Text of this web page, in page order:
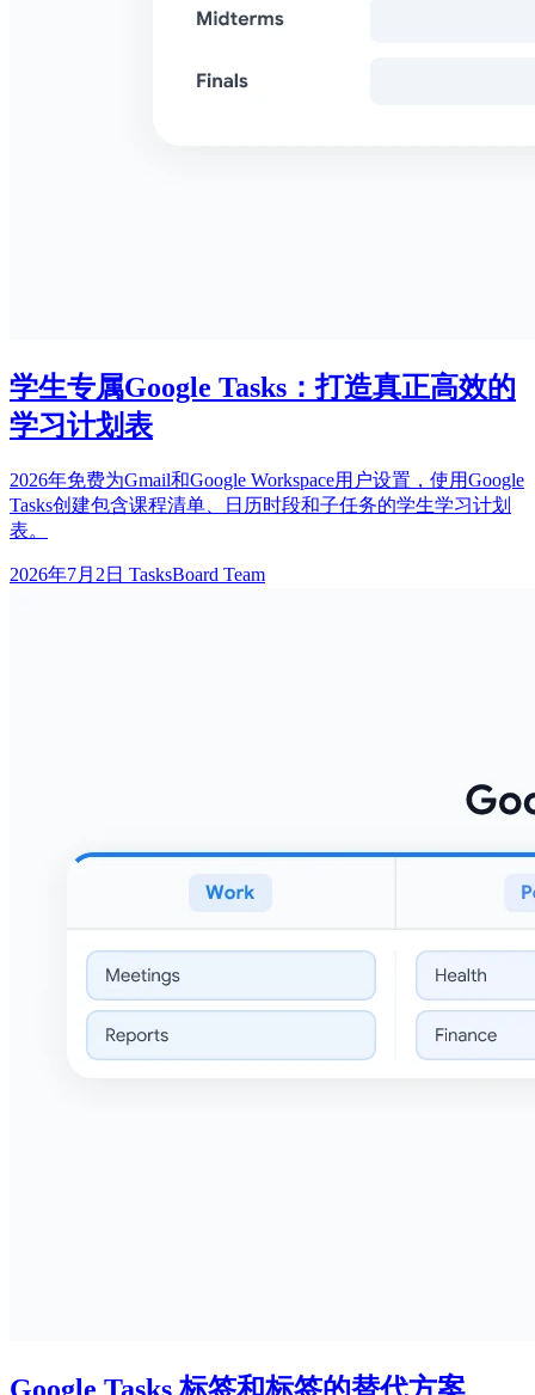
学生专属Google Tasks：打造真正高效的
学习计划表
2026年免费为Gmail和Google Workspace用户设置，使用Google
Tasks创建包含课程清单、日历时段和子任务的学生学习计划
表。
2026年7月2日 TasksBoard Team
Google Tasks 标签和标签的替代方案